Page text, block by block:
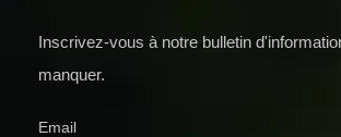
Inscrivez-vous à notre bulletin
manquer.
Email